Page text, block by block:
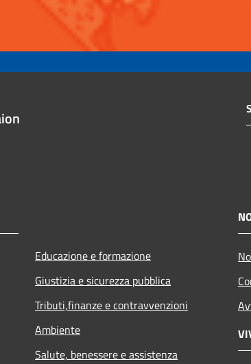
Educazione e formazione
Giustizia e sicurezza pubblica
Tributi,finanze e contravvenzioni
Ambiente
Salute, benessere e assistenza